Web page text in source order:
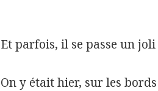
Et parfois, il se passe un
On y était hier, sur les